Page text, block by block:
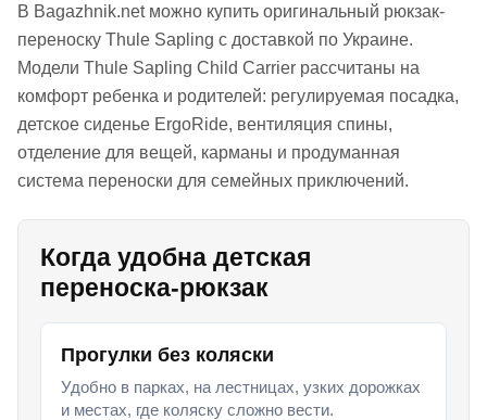
В Bagazhnik.net можно купить оригинальный рюкзак-
переноску Thule Sapling с доставкой по Украине.
Модели Thule Sapling Child Carrier рассчитаны на
комфорт ребенка и родителей: регулируемая посадка,
детское сиденье ErgoRide, вентиляция спины,
отделение для вещей, карманы и продуманная
система переноски для семейных приключений.
Когда удобна детская
переноска-рюкзак
Прогулки без коляски
Удобно в парках, на лестницах, узких дорожках
и местах, где коляску сложно вести.